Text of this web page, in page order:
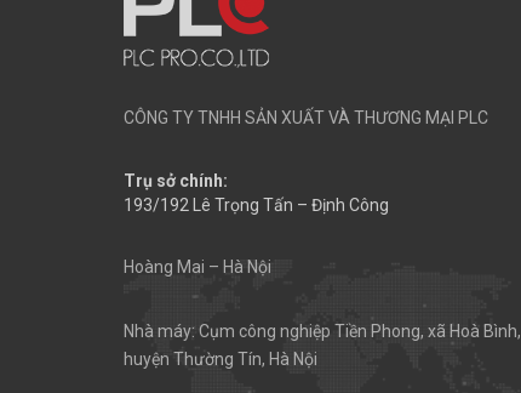
CÔNG TY TNHH SẢN XUẤT VÀ THƯƠNG MẠI PLC
Trụ sở chính:
193/192 Lê Trọng Tấn – Định Công
Hoàng Mai – Hà Nội
Nhà máy: Cụm công nghiệp Tiền Phong, xã Hoà Bình,
huyện Thường Tín, Hà Nội